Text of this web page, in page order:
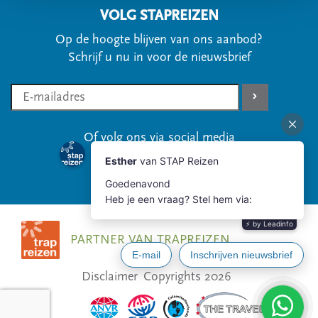
VOLG STAPREIZEN
Op de hoogte blijven van ons aanbod?
Schrijf u nu in voor de nieuwsbrief
Of volg ons via social media
PARTNER VAN TRAPREIZEN
Disclaimer Copyrights 2026